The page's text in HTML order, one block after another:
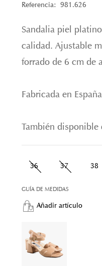
Referencia: 981.626
Sandalia piel
calidad. Ajustable
forrado de 6 cm de
Fabricada en
También disponible
36 37 38
GUÍA DE MEDIDAS
Añadir artículo